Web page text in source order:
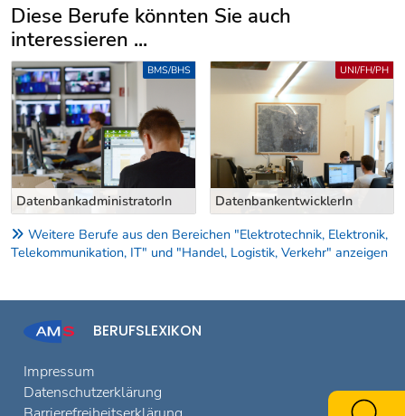
Diese Berufe könnten Sie auch
interessieren ...
Uber weitere Berufsvorschläge
DatenbankadministratorIn
BMS/BHS
DatenbankentwicklerIn
UNI/FH/PH
Weitere Berufe aus den Bereichen "Elektrotechnik, Elektronik,
Telekommunikation, IT" und "Handel, Logistik, Verkehr" anzeigen
BERUFSLEXIKON
Impressum
Datenschutzerklärung